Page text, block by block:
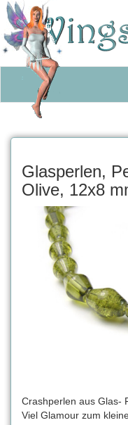
Glasperlen,
Olive, 12x8
Crashperlen aus Glas-
Viel Glamour zum